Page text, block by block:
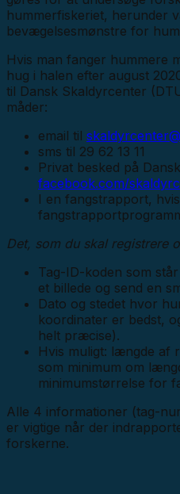
hummerfiskeriet, herunder
bevægelsesmønstre for
Hvis man fanger hummere
hug i halen efter august
til Dansk Skaldyrcenter
måder:
email til
sms til 29 62 13 11
Privat besked på
facebook.com/
I en fangstrapport,
Det, som du skal registrere
Tag-ID-koden som
et billede og send en
Dato og stedet hvor
koordinater er bedst,
helt præcise).
Hvis muligt: længde af
som minimum om
minimumstørrelse for
Alle 4 informationer (tag-
er vigtige når der
forskerne.